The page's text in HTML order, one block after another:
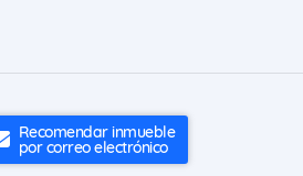
Recomendar inmueble
por correo electrónico